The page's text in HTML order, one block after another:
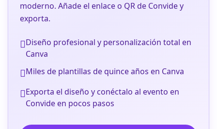
moderno. Añade el enlace o QR de Convide y
exporta.
Diseño profesional y personalización total en
Canva
Miles de plantillas de quince años en Canva
Exporta el diseño y conéctalo al evento en
Convide en pocos pasos